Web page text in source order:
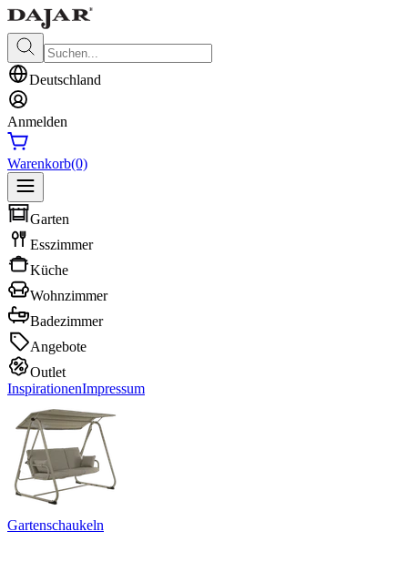
Deutschland
Anmelden
Warenkorb(0)
Garten
Esszimmer
Küche
Wohnzimmer
Badezimmer
Angebote
Outlet
InspirationenImpressum
Gartenschaukeln